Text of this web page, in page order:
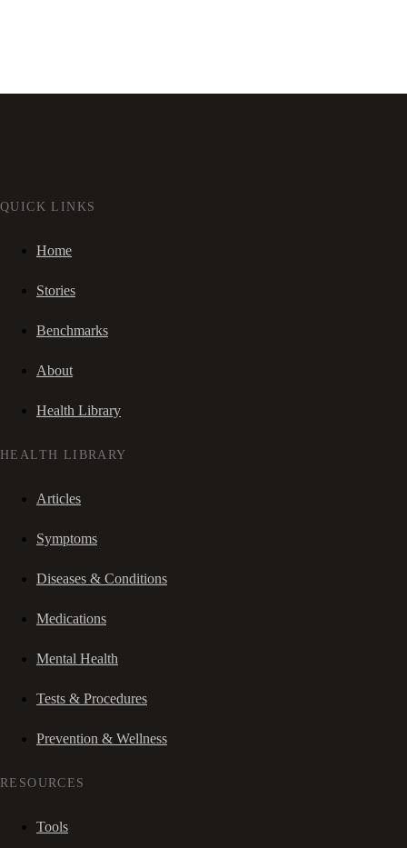
QUICK LINKS
Home
Stories
Benchmarks
About
Health Library
HEALTH LIBRARY
Articles
Symptoms
Diseases & Conditions
Medications
Mental Health
Tests & Procedures
Prevention & Wellness
RESOURCES
Tools